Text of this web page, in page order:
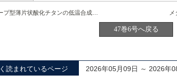
窒素ドープ型薄片状酸化チタンの低温合成と可視光照射下での光触媒能
47巻6号へ戻る
読まれているページ 2026年05月09日 ～ 2026年